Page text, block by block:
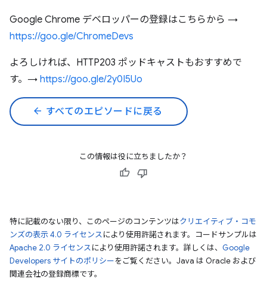
Google Chrome デベロッパーの登録はこちらから →
https://goo.gle/ChromeDevs
よろしければ、HTTP203 ポッドキャストもおすすめで
す。→ https://goo.gle/2y0I5Uo
arrow_back すべてのエピソードに戻る
この情報は役に立ちましたか？
特に記載のない限り、このページのコンテンツはクリエイティブ・コモ
ンズの表示 4.0 ライセンスにより使用許諾されます。コードサンプルは
Apache 2.0 ライセンスにより使用許諾されます。詳しくは、 Google
Developers サイトのポリシーをご覧ください。Java は Oracle および
関連会社の登録商標です。